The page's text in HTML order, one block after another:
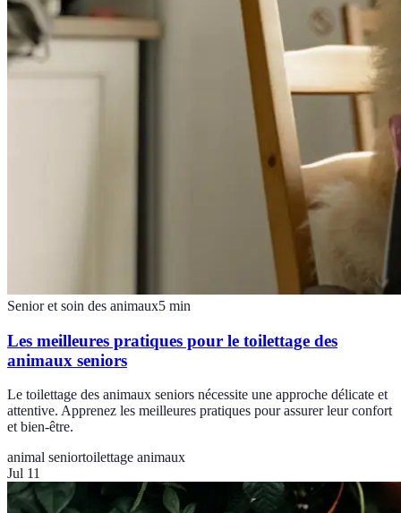
Senior et soin des animaux5 min
Les meilleures pratiques pour le toilettage des
animaux seniors
Le toilettage des animaux seniors nécessite une approche délicate et
attentive. Apprenez les meilleures pratiques pour assurer leur confort
et bien-être.
animal seniortoilettage animaux
Jul 11